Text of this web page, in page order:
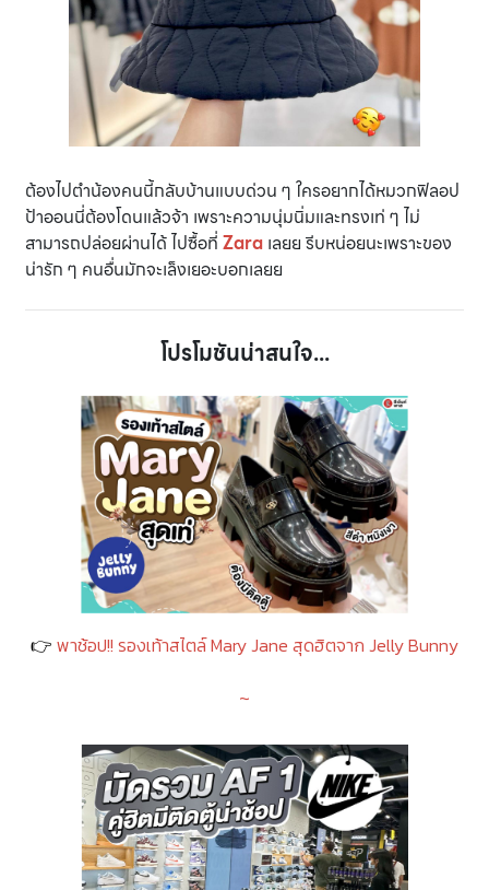
ต้องไปตำน้องคนนี้กลับบ้านแบบด่วน ๆ ใครอยากได้หมวกฟิลอป
ป้าออนนี่ต้องโดนแล้วจ้า เพราะความนุ่มนิ่มและทรงเท่ ๆ ไม่
สามารถปล่อยผ่านได้ ไปซื้อที่ Zara เลยย รีบหน่อยนะเพราะของ
น่ารัก ๆ คนอื่นมักจะเล็งเยอะบอกเลยย
โปรโมชันน่าสนใจ...
👉 พาช้อป!! รองเท้าสไตล์ Mary Jane สุดฮิตจาก Jelly Bunny
~